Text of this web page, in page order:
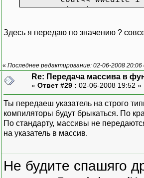
cin>>i;
cin>>j;
return 0;
void dell(int
int k,b;
Здесь я передаю по значению ?
« Последнее редактирование: 02-06-2008
Re: Передача массива в
« Ответ #29 : 02-06-2008 19:52 »
Ты передаеш указатель на строго
компиляторы будут брыкаться. По
По стандарту, массивы не
на указатель в массив.
Не будите спашяго